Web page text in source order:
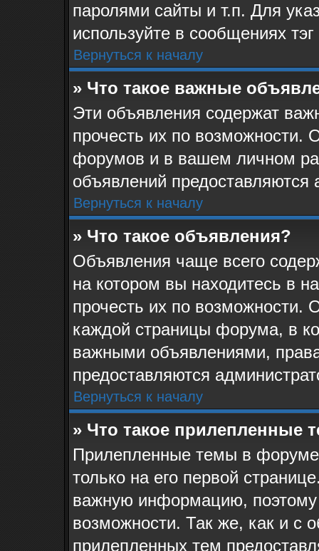
паролями сайты и т.п. Для
используйте в сообщениях
Вернуться к началу
» Что такое важные
Эти объявления содержат
прочесть их по возможности.
форумов и в вашем личном
объявлений
Вернуться к началу
» Что такое объявления?
Объявления чаще всего
на котором вы находитесь в
прочесть их по возможности.
каждой страницы форума, в
важными объявлениями,
предоставляются
Вернуться к началу
» Что такое прилепленные
Прилепленные темы в форуме
только на его первой
важную информацию,
возможности. Так же, как и с
прилепленных тем